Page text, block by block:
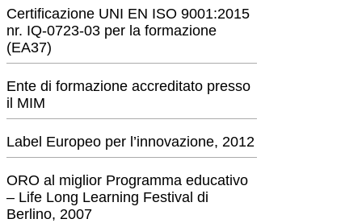
Certificazione UNI EN ISO 9001:2015
nr. IQ-0723-03 per la formazione
(EA37)
Ente di formazione accreditato presso
il MIM
Label Europeo per l’innovazione, 2012
ORO al miglior Programma educativo
– Life Long Learning Festival di
Berlino, 2007